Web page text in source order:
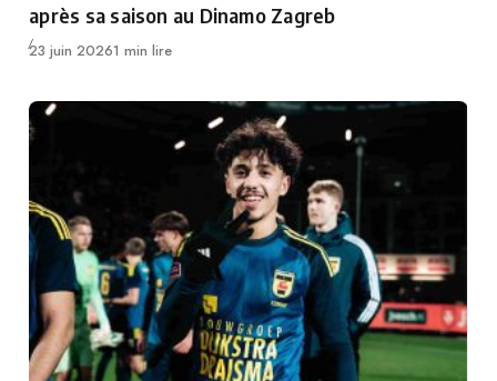
après sa saison au Dinamo Zagreb
Publié
23 juin 20261 min lire